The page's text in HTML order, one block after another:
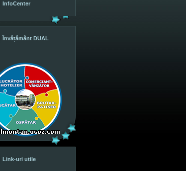
InfoCenter
Învățământ DUAL
Link-uri utile